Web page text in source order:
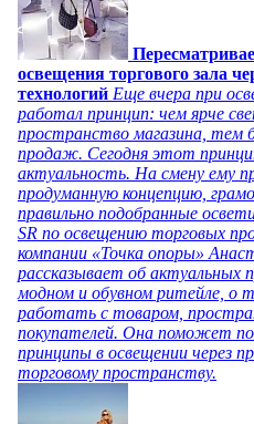
освещения торгового зала
технологий Еще вчера при
работал принцип: чем ярче
пространство магазина, тем
продаж. Сегодня этот
актуальность. На смену ему
продуманную концепцию,
правильно подобранные
SR по освещению торговых
компании «Точка опоры»
рассказывает об актуальных
модном и обувном ритейле, о
работать с товаром,
покупателей. Она поможет
принципы в освещении через
торговому пространству.